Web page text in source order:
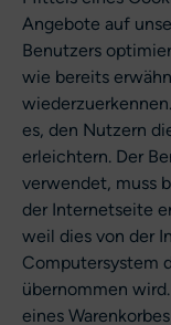
Angebote auf
Benutzers
wie bereits
es, den Nutzern
erleichtern. Der
verwendet, muss
der Internetseite
weil dies von der
Computersystem
übernommen
eines